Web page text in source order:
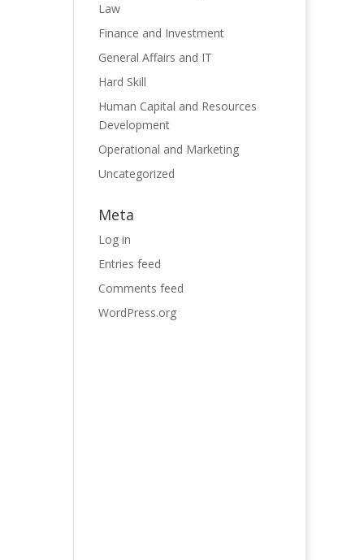
Law
Finance and Investment
General Affairs and IT
Hard Skill
Human Capital and Resources
Development
Operational and Marketing
Uncategorized
Meta
Log in
Entries feed
Comments feed
WordPress.org